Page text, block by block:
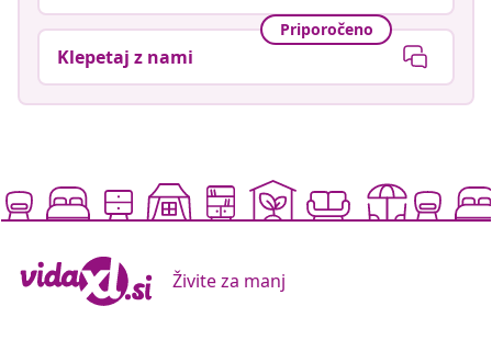
Priporočeno
Klepetaj z nami
Živite za manj